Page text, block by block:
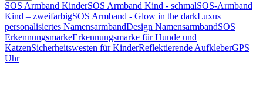
SOS Armband KinderSOS Armband Kind - schmalSOS-Armband
Kind – zweifarbigSOS Armband - Glow in the darkLuxus
personalisiertes NamensarmbandDesign NamensarmbandSOS
ErkennungsmarkeErkennungsmarke für Hunde und
KatzenSicherheitswesten für KinderReflektierende AufkleberGPS
Uhr